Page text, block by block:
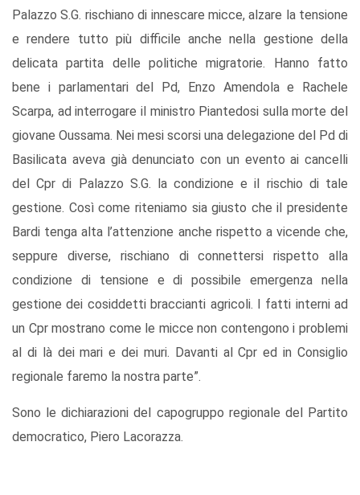
Palazzo S.G. rischiano di innescare micce, alzare la tensione
e rendere tutto più difficile anche nella gestione della
delicata partita delle politiche migratorie. Hanno fatto
bene i parlamentari del Pd, Enzo Amendola e Rachele
Scarpa, ad interrogare il ministro Piantedosi sulla morte del
giovane Oussama. Nei mesi scorsi una delegazione del Pd di
Basilicata aveva già denunciato con un evento ai cancelli
del Cpr di Palazzo S.G. la condizione e il rischio di tale
gestione. Così come riteniamo sia giusto che il presidente
Bardi tenga alta l’attenzione anche rispetto a vicende che,
seppure diverse, rischiano di connettersi rispetto alla
condizione di tensione e di possibile emergenza nella
gestione dei cosiddetti braccianti agricoli. I fatti interni ad
un Cpr mostrano come le micce non contengono i problemi
al di là dei mari e dei muri. Davanti al Cpr ed in Consiglio
regionale faremo la nostra parte”.
Sono le dichiarazioni del capogruppo regionale del Partito
democratico, Piero Lacorazza.